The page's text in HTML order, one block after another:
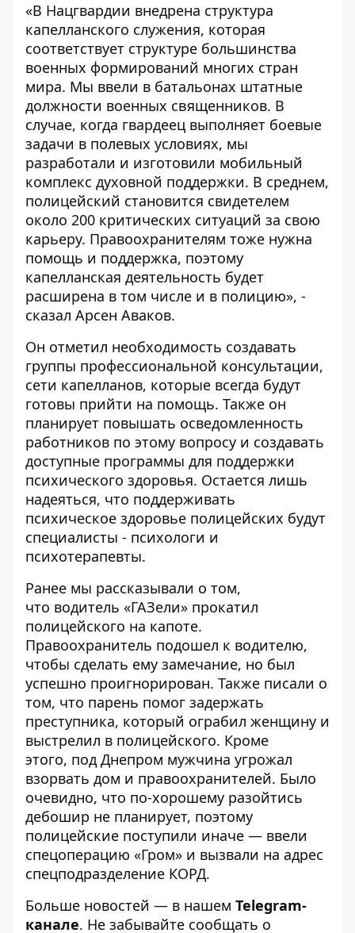
«В Нацгвардии внедрена структура
капелланского служения, которая
соответствует структуре большинства
военных формирований многих стран
мира. Мы ввели в батальонах штатные
должности военных священников. В
случае, когда гвардеец выполняет боевые
задачи в полевых условиях, мы
разработали и изготовили мобильный
комплекс духовной поддержки. В среднем,
полицейский становится свидетелем
около 200 критических ситуаций за свою
карьеру. Правоохранителям тоже нужна
помощь и поддержка, поэтому
капелланская деятельность будет
расширена в том числе и в полицию», -
сказал Арсен Аваков.
Он отметил необходимость создавать
группы профессиональной консультации,
сети капелланов, которые всегда будут
готовы прийти на помощь. Также он
планирует повышать осведомленность
работников по этому вопросу и создавать
доступные программы для поддержки
психического здоровья. Остается лишь
надеяться, что поддерживать
психическое здоровье полицейских будут
специалисты - психологи и
психотерапевты.
Ранее мы рассказывали о том,
что водитель «ГАЗели» прокатил
полицейского на капоте.
Правоохранитель подошел к водителю,
чтобы сделать ему замечание, но был
успешно проигнорирован. Также писали о
том, что парень помог задержать
преступника, который ограбил женщину и
выстрелил в полицейского. Кроме
этого, под Днепром мужчина угрожал
взорвать дом и правоохранителей. Было
очевидно, что по-хорошему разойтись
дебошир не планирует, поэтому
полицейские поступили иначе — ввели
спецоперацию «Гром» и вызвали на адрес
спецподразделение КОРД.
Больше новостей — в нашем Telegram-
канале. Не забывайте сообщать о